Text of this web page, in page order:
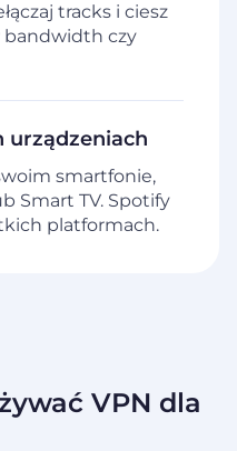
tracks i ciesz
bandwidth czy
urządzeniach
smartfonie,
Smart TV. Spotify
platformach.
VPN dla